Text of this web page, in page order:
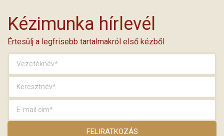
Kézimunka hírlevél
Értesülj a legfrisebb tartalmakról első kézből